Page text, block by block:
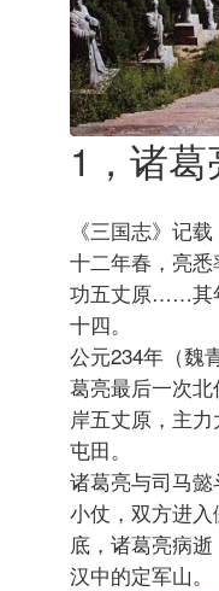
1，诸
《三国志》记载
十二年春，亮
功五丈原……其
十四。
公元234年（魏
葛亮最后一次
岸五丈原，主
屯田。
诸葛亮与司马
小仗，双方进
底，诸葛亮病
汉中的定军山。